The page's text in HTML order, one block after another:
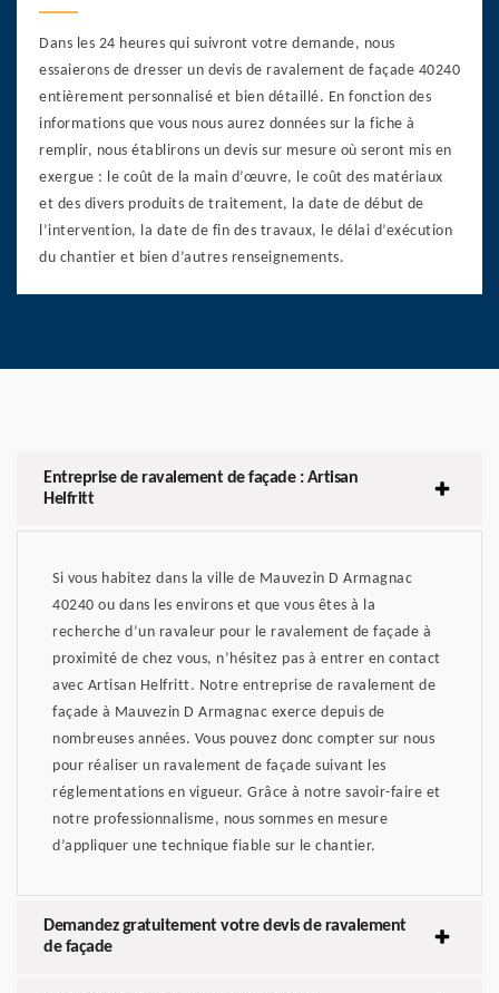
Dans les 24 heures qui suivront votre demande, nous
essaierons de dresser un devis de ravalement de façade 40240
entièrement personnalisé et bien détaillé. En fonction des
informations que vous nous aurez données sur la fiche à
remplir, nous établirons un devis sur mesure où seront mis en
exergue : le coût de la main d’œuvre, le coût des matériaux
et des divers produits de traitement, la date de début de
l’intervention, la date de fin des travaux, le délai d’exécution
du chantier et bien d’autres renseignements.
Entreprise de ravalement de façade : Artisan
Helfritt
Si vous habitez dans la ville de Mauvezin D Armagnac
40240 ou dans les environs et que vous êtes à la
recherche d’un ravaleur pour le ravalement de façade à
proximité de chez vous, n’hésitez pas à entrer en contact
avec Artisan Helfritt. Notre entreprise de ravalement de
façade à Mauvezin D Armagnac exerce depuis de
nombreuses années. Vous pouvez donc compter sur nous
pour réaliser un ravalement de façade suivant les
réglementations en vigueur. Grâce à notre savoir-faire et
notre professionnalisme, nous sommes en mesure
d’appliquer une technique fiable sur le chantier.
Demandez gratuitement votre devis de ravalement
de façade